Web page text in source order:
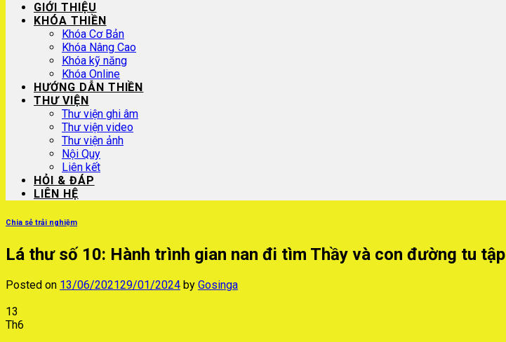
GIỚI THIỆU
KHÓA THIỀN
Khóa Cơ Bản
Khóa Nâng Cao
Khóa kỹ năng
Khóa Online
HƯỚNG DẪN THIỀN
THƯ VIỆN
Thư viện ghi âm
Thư viện video
Thư viện ảnh
Nội Quy
Liên kết
HỎI & ĐÁP
LIÊN HỆ
Chia sẻ trải nghiệm
Lá thư số 10: Hành trình gian nan đi tìm Thầy và con đường tu tập
Posted on 13/06/202129/01/2024 by Gosinga
13
Th6